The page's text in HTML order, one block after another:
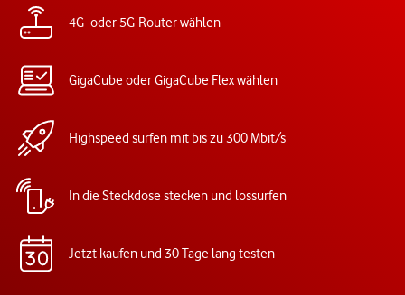
4G- oder 5G-Router wählen
GigaCube oder GigaCube Flex wählen
Highspeed surfen mit bis zu 300 Mbit/s
In die Steckdose stecken und lossurfen
Jetzt kaufen und 30 Tage lang testen